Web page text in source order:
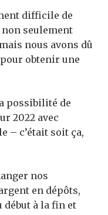
difficile de
non seulement
nous avons dû
obtenir une
possibilité de
2022 avec
– c’était soit ça,
nos
en dépôts,
début à la fin et